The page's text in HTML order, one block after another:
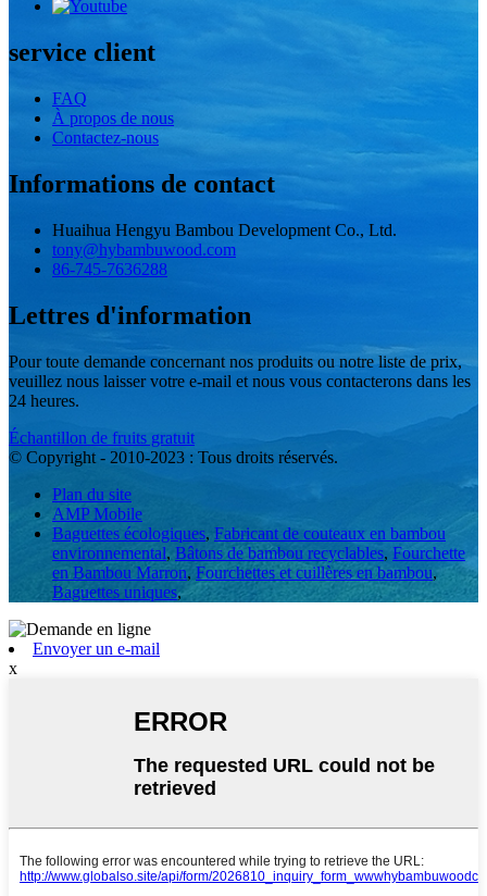
service client
FAQ
À propos de nous
Contactez-nous
Informations de contact
Huaihua Hengyu Bambou Development Co., Ltd.
tony@hybambuwood.com
86-745-7636288
Lettres d'information
Pour toute demande concernant nos produits ou notre liste de prix,
veuillez nous laisser votre e-mail et nous vous contacterons dans les
24 heures.
Échantillon de fruits gratuit
© Copyright - 2010-2023 : Tous droits réservés.
Plan du site
AMP Mobile
Baguettes écologiques, Fabricant de couteaux en bambou
environnemental, Bâtons de bambou recyclables, Fourchette
en Bambou Marron, Fourchettes et cuillères en bambou,
Baguettes uniques,
Envoyer un e-mail
x